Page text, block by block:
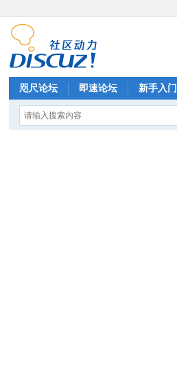
咫尺论坛 即速论坛 新手入门